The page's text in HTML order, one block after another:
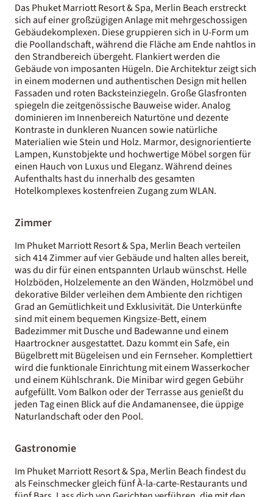
Das Phuket Marriott Resort & Spa, Merlin Beach erstreckt
sich auf einer großzügigen Anlage mit mehrgeschossigen
Gebäudekomplexen. Diese gruppieren sich in U-Form um
die Poollandschaft, während die Fläche am Ende nahtlos in
den Strandbereich übergeht. Flankiert werden die
Gebäude von imposanten Hügeln. Die Architektur zeigt sich
in einem modernen und authentischen Design mit hellen
Fassaden und roten Backsteinziegeln. Große Glasfronten
spiegeln die zeitgenössische Bauweise wider. Analog
dominieren im Innenbereich Naturtöne und dezente
Kontraste in dunkleren Nuancen sowie natürliche
Materialien wie Stein und Holz. Marmor, designorientierte
Lampen, Kunstobjekte und hochwertige Möbel sorgen für
einen Hauch von Luxus und Eleganz. Während deines
Aufenthalts hast du innerhalb des gesamten
Hotelkomplexes kostenfreien Zugang zum WLAN.
Zimmer
Im Phuket Marriott Resort & Spa, Merlin Beach verteilen
sich 414 Zimmer auf vier Gebäude und halten alles bereit,
was du dir für einen entspannten Urlaub wünschst. Helle
Holzböden, Holzelemente an den Wänden, Holzmöbel und
dekorative Bilder verleihen dem Ambiente den richtigen
Grad an Gemütlichkeit und Exklusivität. Die Unterkünfte
sind mit einem bequemen Kingsize-Bett, einem
Badezimmer mit Dusche und Badewanne und einem
Haartrockner ausgestattet. Dazu kommt ein Safe, ein
Bügelbrett mit Bügeleisen und ein Fernseher. Komplettiert
wird die funktionale Einrichtung mit einem Wasserkocher
und einem Kühlschrank. Die Minibar wird gegen Gebühr
aufgefüllt. Vom Balkon oder der Terrasse aus genießt du
jeden Tag einen Blick auf die Andamanensee, die üppige
Naturlandschaft oder den Pool.
Gastronomie
Im Phuket Marriott Resort & Spa, Merlin Beach findest du
als Feinschmecker gleich fünf À-la-carte-Restaurants und